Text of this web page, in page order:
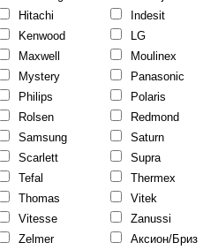
Hitachi
Indesit
Kenwood
LG
Maxwell
Moulinex
Mystery
Panasonic
Philips
Polaris
Rolsen
Redmond
Samsung
Saturn
Scarlett
Supra
Tefal
Thermex
Thomas
Vitek
Vitesse
Zanussi
Zelmer
Аксион/Бриз